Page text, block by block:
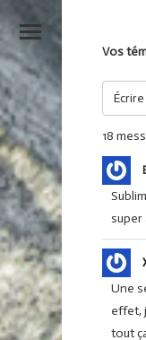
Vos
18
super
Une
effet,
tout